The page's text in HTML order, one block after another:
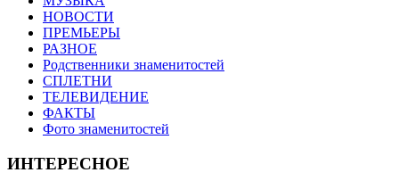
НОВОСТИ
ПРЕМЬЕРЫ
РАЗНОЕ
Родственники знаменитостей
СПЛЕТНИ
ТЕЛЕВИДЕНИЕ
ФАКТЫ
Фото знаменитостей
ИНТЕРЕСНОЕ